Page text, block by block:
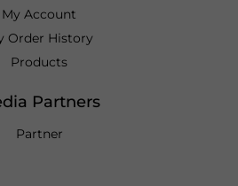
My Account
Order History
Products
Partners
Partner